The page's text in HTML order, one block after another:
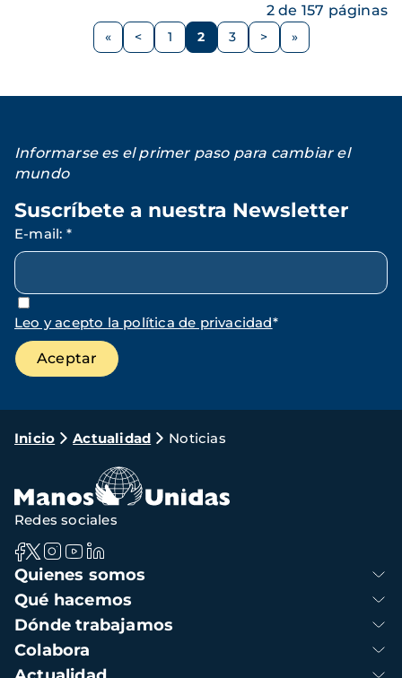
Paginación
Página
< Página
1 Página
2 Página
3
Siguiente
>
2 de 157 páginas
Informarse es el primer paso para cambiar el
mundo
Suscríbete a nuestra Newsletter
E-mail: *
Leo y acepto la política de privacidad*
Ruta
navegación
Inicio Actualidad Noticias
Navegación
principal
Quienes somos
Qué hacemos
Dónde trabajamos
Colabora
Redes sociales